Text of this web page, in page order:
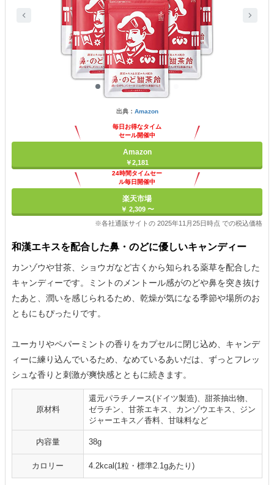
出典： Amazon
毎日お得なタイム
セール開催中
Amazon
￥2,181
24時間タイムセー
ル毎日開催中
楽天市場
￥ 2,309 〜
※各社通販サイトの 2025年11月25日時点 での税込価格
和漢エキスを配合した鼻・のどに優しいキャンディー
カンゾウや甘茶、ショウガなど古くから知られる薬草を配合した
キャンディーです。ミントのメントール感がのどや鼻を突き抜け
たあと、潤いを感じられるため、乾燥が気になる季節や場所のお
ともにもぴったりです。
ユーカリやペパーミントの香りをカプセルに閉じ込め、キャンデ
ィーに練り込んでいるため、なめているあいだは、ずっとフレッ
シュな香りと刺激が爽快感とともに続きます。
原材料
還元パラチノース(ドイツ製造)、甜茶抽出物、
ゼラチン、甘茶エキス、カンゾウエキス、ジン
ジャーエキス／香料、甘味料など
内容量 38g
カロリー 4.2kcal(1粒・標準2.1gあたり)